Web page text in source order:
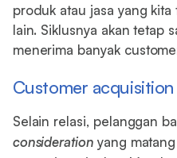
produk atau jasa yang
lain. Siklusnya akan tetap
menerima banyak
Customer
Selain relasi, pelanggan
consideration yang